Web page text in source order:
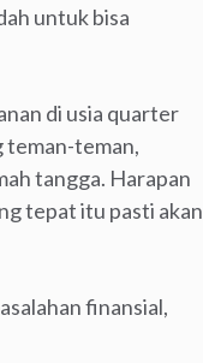
untuk bisa
di usia quarter
teman-teman,
tangga. Harapan
tepat itu pasti akan
finansial,